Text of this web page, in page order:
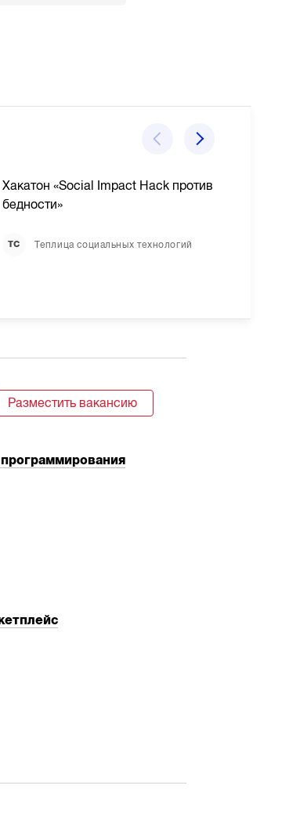
Хакатон «Social Impact Hack против
бедности»
ТС Теплица социальных технологий
Разместить вакансию